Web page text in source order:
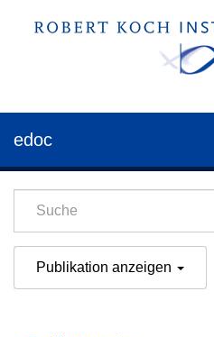
edoc
Publikation anzeigen